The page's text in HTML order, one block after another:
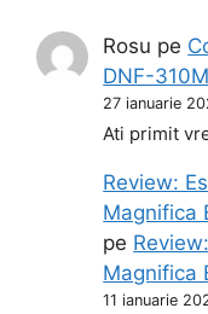
Rosu pe
DNF-
27 ianuarie
Ati primit
Review:
Magnifica
pe
Magnifica
11 ianuarie